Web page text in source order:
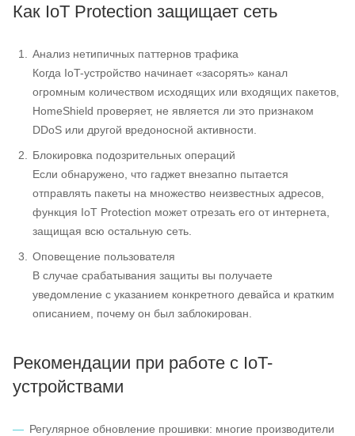
Как IoT Protection защищает сеть
Анализ нетипичных паттернов трафика
Когда IoT-устройство начинает «засорять» канал
огромным количеством исходящих или входящих пакетов,
HomeShield проверяет, не является ли это признаком
DDoS или другой вредоносной активности.
Блокировка подозрительных операций
Если обнаружено, что гаджет внезапно пытается
отправлять пакеты на множество неизвестных адресов,
функция IoT Protection может отрезать его от интернета,
защищая всю остальную сеть.
Оповещение пользователя
В случае срабатывания защиты вы получаете
уведомление с указанием конкретного девайса и кратким
описанием, почему он был заблокирован.
Рекомендации при работе с IoT-
устройствами
Регулярное обновление прошивки: многие производители